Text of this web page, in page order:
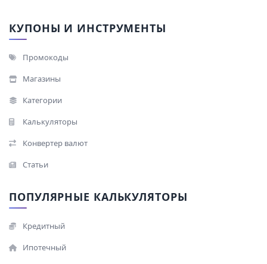
КУПОНЫ И ИНСТРУМЕНТЫ
Промокоды
Магазины
Категории
Калькуляторы
Конвертер валют
Статьи
ПОПУЛЯРНЫЕ КАЛЬКУЛЯТОРЫ
Кредитный
Ипотечный